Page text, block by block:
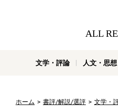
ALL
文学・評論 人文・思想
ホーム 書評/解説/選評 文学・